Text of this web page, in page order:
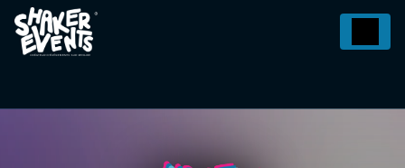
Panneau de gestion des cookies